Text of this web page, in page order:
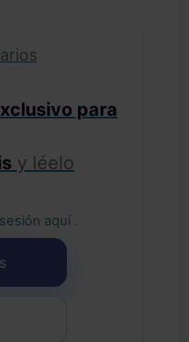
para
y léelo
aquí .